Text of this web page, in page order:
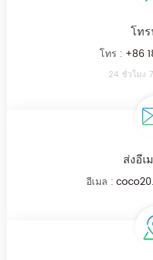
โทร
โทร : +86
24 ชั่วโมง
ส่งอีเ
อีเมล :